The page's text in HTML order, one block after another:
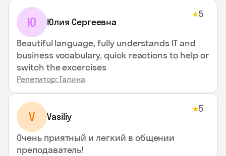
Ю Юлия Сергеевна
★5
Beautiful language, fully understands IT and
business vocabulary, quick reactions to help or
switch the excercises
Репетитор: Галина
V Vasiliy
★5
Очень приятный и легкий в общении
преподаватель!